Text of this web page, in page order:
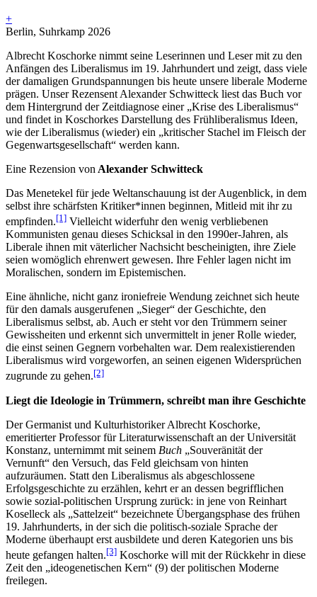
+
Berlin, Suhrkamp 2026
Albrecht Koschorke nimmt seine Leserinnen und Leser mit zu den
Anfängen des Liberalismus im 19. Jahrhundert und zeigt, dass viele
der damaligen Grundspannungen bis heute unsere liberale Moderne
prägen. Unser Rezensent Alexander Schwitteck liest das Buch vor
dem Hintergrund der Zeitdiagnose einer „Krise des Liberalismus“
und findet in Koschorkes Darstellung des Frühliberalismus Ideen,
wie der Liberalismus (wieder) ein „kritischer Stachel im Fleisch der
Gegenwartsgesellschaft“ werden kann.
Eine Rezension von Alexander Schwitteck
Das Menetekel für jede Weltanschauung ist der Augenblick, in dem
selbst ihre schärfsten Kritiker*innen beginnen, Mitleid mit ihr zu
empfinden.[1] Vielleicht widerfuhr den wenig verbliebenen
Kommunisten genau dieses Schicksal in den 1990er-Jahren, als
Liberale ihnen mit väterlicher Nachsicht bescheinigten, ihre Ziele
seien womöglich ehrenwert gewesen. Ihre Fehler lagen nicht im
Moralischen, sondern im Epistemischen.
Eine ähnliche, nicht ganz ironiefreie Wendung zeichnet sich heute
für den damals ausgerufenen „Sieger“ der Geschichte, den
Liberalismus selbst, ab. Auch er steht vor den Trümmern seiner
Gewissheiten und erkennt sich unvermittelt in jener Rolle wieder,
die einst seinen Gegnern vorbehalten war. Dem realexistierenden
Liberalismus wird vorgeworfen, an seinen eigenen Widersprüchen
zugrunde zu gehen.[2]
Liegt die Ideologie in Trümmern, schreibt man ihre Geschichte
Der Germanist und Kulturhistoriker Albrecht Koschorke,
emeritierter Professor für Literaturwissenschaft an der Universität
Konstanz, unternimmt mit seinem Buch „Souveränität der
Vernunft“ den Versuch, das Feld gleichsam von hinten
aufzuräumen. Statt den Liberalismus als abgeschlossene
Erfolgsgeschichte zu erzählen, kehrt er an dessen begrifflichen
sowie sozial-politischen Ursprung zurück: in jene von Reinhart
Koselleck als „Sattelzeit“ bezeichnete Übergangsphase des frühen
19. Jahrhunderts, in der sich die politisch-soziale Sprache der
Moderne überhaupt erst ausbildete und deren Kategorien uns bis
heute gefangen halten.[3] Koschorke will mit der Rückkehr in diese
Zeit den „ideogenetischen Kern“ (9) der politischen Moderne
freilegen.